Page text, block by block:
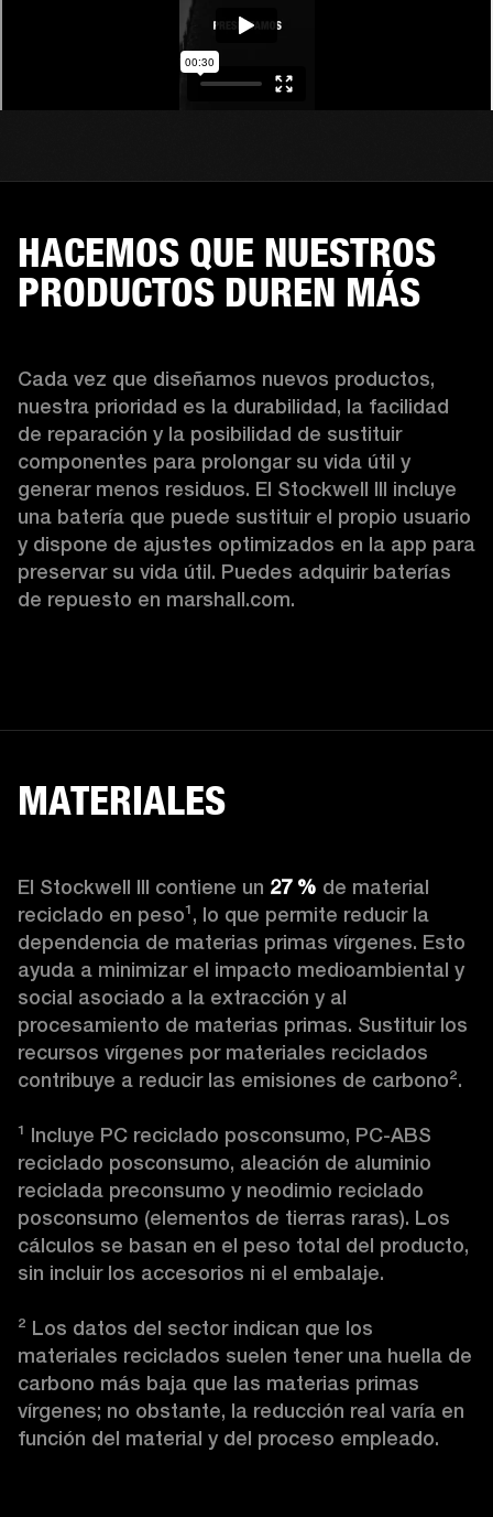
HACEMOS QUE NUESTROS
PRODUCTOS DUREN MÁS
Cada vez que diseñamos nuevos productos,
nuestra prioridad es la durabilidad, la facilidad
de reparación y la posibilidad de sustituir
componentes para prolongar su vida útil y
generar menos residuos. El Stockwell III incluye
una batería que puede sustituir el propio usuario
y dispone de ajustes optimizados en la app para
preservar su vida útil. Puedes adquirir baterías
de repuesto en marshall.com.
MATERIALES
El Stockwell III contiene un 27 % de material
reciclado en peso¹, lo que permite reducir la
dependencia de materias primas vírgenes. Esto
ayuda a minimizar el impacto medioambiental y
social asociado a la extracción y al
procesamiento de materias primas. Sustituir los
recursos vírgenes por materiales reciclados
contribuye a reducir las emisiones de carbono².
¹ Incluye PC reciclado posconsumo, PC-ABS
reciclado posconsumo, aleación de aluminio
reciclada preconsumo y neodimio reciclado
posconsumo (elementos de tierras raras). Los
cálculos se basan en el peso total del producto,
sin incluir los accesorios ni el embalaje.
² Los datos del sector indican que los
materiales reciclados suelen tener una huella de
carbono más baja que las materias primas
vírgenes; no obstante, la reducción real varía en
función del material y del proceso empleado.